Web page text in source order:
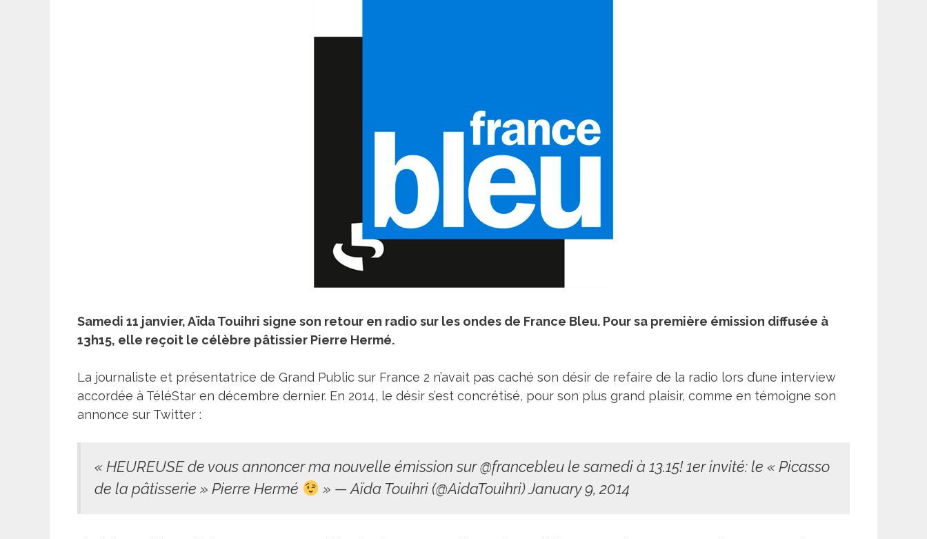
Samedi 11 janvier, Aïda Touihri signe son retour en radio sur les ondes de France Bleu. Pour sa première émission diffusée à
13h15, elle reçoit le célèbre pâtissier Pierre Hermé.
La journaliste et présentatrice de Grand Public sur France 2 n’avait pas caché son désir de refaire de la radio lors d’une interview
accordée à TéléStar en décembre dernier. En 2014, le désir s’est concrétisé, pour son plus grand plaisir, comme en témoigne son
annonce sur Twitter :
« HEUREUSE de vous annoncer ma nouvelle émission sur@francebleu le samedi à 13.15! 1er invité: le « Picasso
de la pâtisserie » Pierre Hermé
» — Aïda Touihri (@AidaTouihri) January 9, 2014